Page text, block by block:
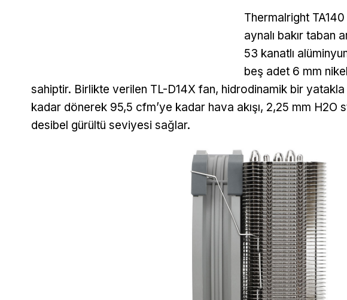
Thermalright
aynalı bakır taban
53 kanatlı
beş adet 6 mm nikel
sahiptir. Birlikte verilen TL-D14X fan, hidrodinamik bir yatakla
kadar dönerek 95,5 cfm’ye kadar hava akışı, 2,25 mm H2O
desibel gürültü seviyesi sağlar.